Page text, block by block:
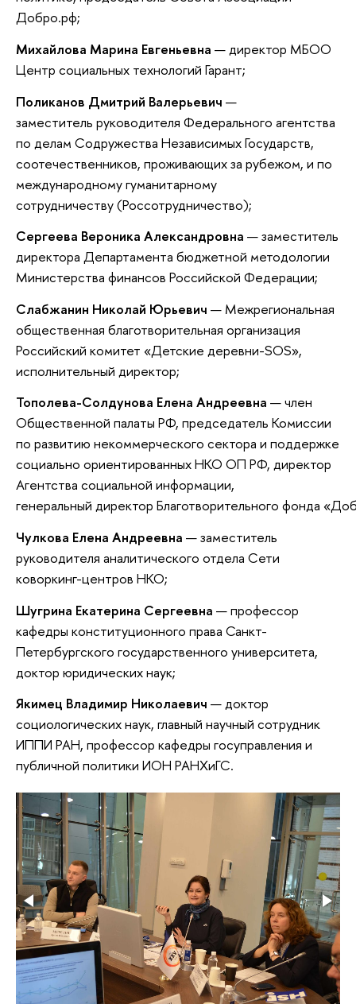
Добро.рф;
Михайлова Марина Евгеньевна — директор МБОО
Центр социальных технологий Гарант;
Поликанов Дмитрий Валерьевич —
заместитель руководителя Федерального агентства
по делам Содружества Независимых Государств,
соотечественников, проживающих за рубежом, и по
международному гуманитарному
сотрудничеству (Россотрудничество);
Сергеева Вероника Александровна — заместитель
директора Департамента бюджетной методологии
Министерства финансов Российской Федерации;
Слабжанин Николай Юрьевич — Межрегиональная
общественная благотворительная организация
Российский комитет «Детские деревни-SOS»,
исполнительный директор;
Тополева-Солдунова Елена Андреевна — член
Общественной палаты РФ, председатель Комиссии
по развитию некоммерческого сектора и поддержке
социально ориентированных НКО ОП РФ, директор
Агентства социальной информации,
генеральный директор Благотворительного фонда
Чулкова Елена Андреевна — заместитель
руководителя аналитического отдела Сети
коворкинг-центров НКО;
Шугрина Екатерина Сергеевна — профессор
кафедры конституционного права Санкт-
Петербургского государственного университета,
доктор юридических наук;
Якимец Владимир Николаевич — доктор
социологических наук, главный научный сотрудник
ИППИ РАН, профессор кафедры госуправления и
публичной политики ИОН РАНХиГС.